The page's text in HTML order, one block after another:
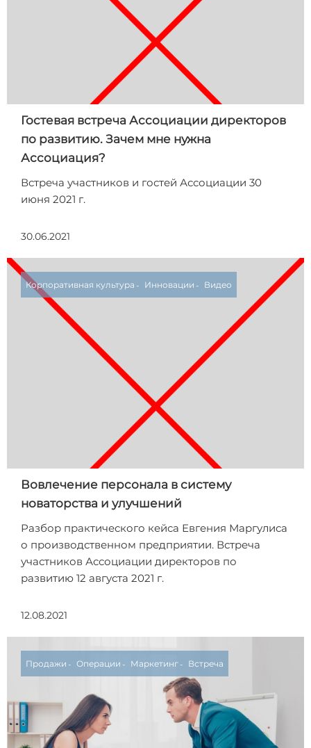
Гостевая встреча Ассоциации директоров
по развитию. Зачем мне нужна
Ассоциация?
Встреча участников и гостей Ассоциации 30
июня 2021 г.
30.06.2021
Корпоративная культура Инновации Видео
Вовлечение персонала в систему
новаторства и улучшений
Разбор практического кейса Евгения Маргулиса
о производственном предприятии. Встреча
участников Ассоциации директоров по
развитию 12 августа 2021 г.
12.08.2021
Продажи Операции Маркетинг Встреча